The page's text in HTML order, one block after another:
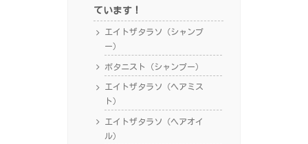
ています！
エイトザタラソ（シャンプ
ー）
ボタニスト（シャンプー）
エイトザタラソ（ヘアミス
ト）
エイトザタラソ（ヘアオイ
ル）